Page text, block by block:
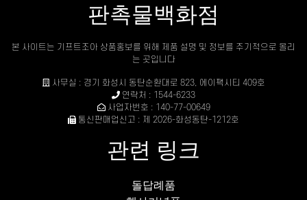
판촉물백화점
본 사이트는 기프트조아 상품홍보를 위해 제품 설명 및 정보를 주기적으로 올리
는 곳입니다
사무실 : 경기 화성시 동탄순환대로 823, 에이팩시티 409호
연락처 : 1544-6233
사업자번호 : 140-77-00649
통신판매업신고 : 제 2026-화성동탄-1212호
관련 링크
돌답례품